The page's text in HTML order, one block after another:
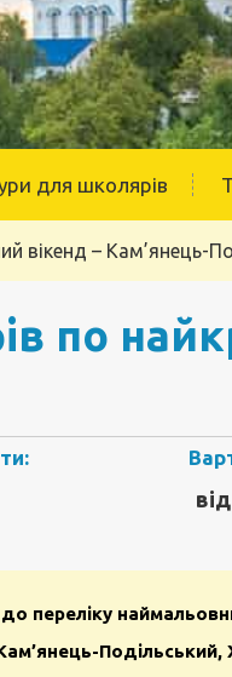
для школярів
вікенд – Кам’янець-
по
переліку
янець-Подільський,